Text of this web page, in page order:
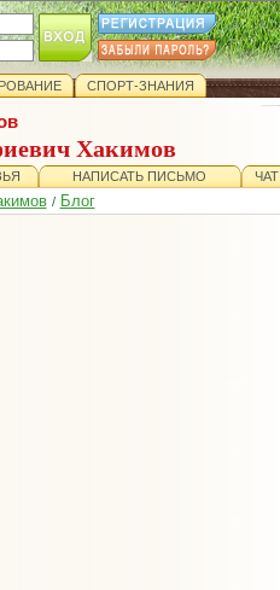
СПОРТ-ЗНАНИЯ
Хакимов
НАПИСАТЬ ПИСЬМО ЧАТ
/ Блог